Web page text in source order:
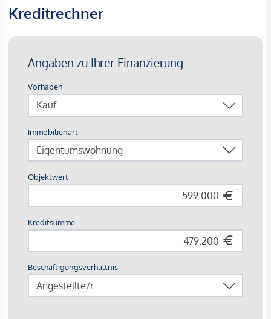
GmbH zustande. Das Objekt wird von einem externen
Vertragsabschluss resultierende Rechte sind ausschließlich
geltend zu machen. Wir weisen Sie darauf hin, dass die
gemachten Angaben und Informationen lediglich
unverbindliche Vorabinformationen sind und daher ohne
Gewähr erfolgen. Der Vermittler ist als Doppelmakler tätig.
Kreditrechner